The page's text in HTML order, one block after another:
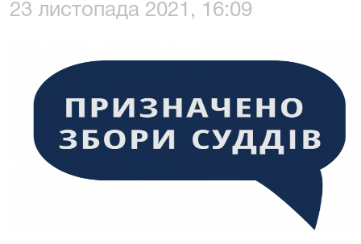
23 листопада 2021, 16:09